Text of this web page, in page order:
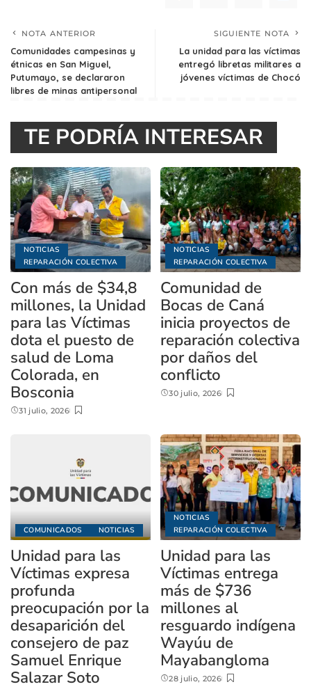
NOTA ANTERIOR
Comunidades campesinas y
étnicas en San Miguel,
Putumayo, se declararon
libres de minas antipersonal
SIGUIENTE NOTA
La unidad para las víctimas
entregó libretas militares a
jóvenes víctimas de Chocó
TE PODRÍA INTERESAR
NOTICIAS
REPARACIÓN COLECTIVA
Con más de $34,8
millones, la Unidad
para las Víctimas
dota el puesto de
salud de Loma
Colorada, en
Bosconia
31 julio, 2026
NOTICIAS
REPARACIÓN COLECTIVA
Comunidad de
Bocas de Caná
inicia proyectos de
reparación colectiva
por daños del
conflicto
30 julio, 2026
COMUNICADOS NOTICIAS
Unidad para las
Víctimas expresa
profunda
preocupación por la
desaparición del
consejero de paz
Samuel Enrique
Salazar Soto
NOTICIAS
REPARACIÓN COLECTIVA
Unidad para las
Víctimas entrega
más de $736
millones al
resguardo indígena
Wayúu de
Mayabangloma
28 julio, 2026